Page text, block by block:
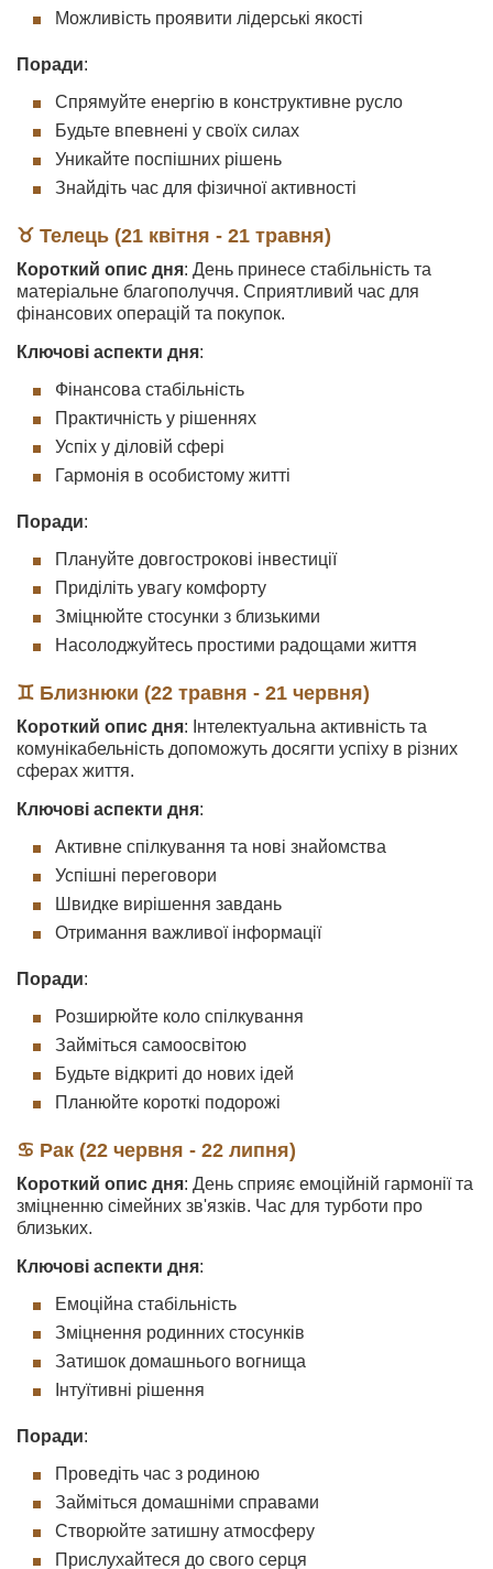
Можливість проявити лідерські якості
Поради:
Спрямуйте енергію в конструктивне русло
Будьте впевнені у своїх силах
Уникайте поспішних рішень
Знайдіть час для фізичної активності
♉ Телець (21 квітня - 21 травня)
Короткий опис дня: День принесе стабільність та
матеріальне благополуччя. Сприятливий час для
фінансових операцій та покупок.
Ключові аспекти дня:
Фінансова стабільність
Практичність у рішеннях
Успіх у діловій сфері
Гармонія в особистому житті
Поради:
Плануйте довгострокові інвестиції
Приділіть увагу комфорту
Зміцнюйте стосунки з близькими
Насолоджуйтесь простими радощами життя
♊ Близнюки (22 травня - 21 червня)
Короткий опис дня: Інтелектуальна активність та
комунікабельність допоможуть досягти успіху в різних
сферах життя.
Ключові аспекти дня:
Активне спілкування та нові знайомства
Успішні переговори
Швидке вирішення завдань
Отримання важливої інформації
Поради:
Розширюйте коло спілкування
Займіться самоосвітою
Будьте відкриті до нових ідей
Планюйте короткі подорожі
♋ Рак (22 червня - 22 липня)
Короткий опис дня: День сприяє емоційній гармонії та
зміцненню сімейних зв'язків. Час для турботи про
близьких.
Ключові аспекти дня:
Емоційна стабільність
Зміцнення родинних стосунків
Затишок домашнього вогнища
Інтуїтивні рішення
Поради:
Проведіть час з родиною
Займіться домашніми справами
Створюйте затишну атмосферу
Прислухайтеся до свого серця